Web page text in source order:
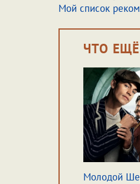
Мой список
ЧТО
Молодой